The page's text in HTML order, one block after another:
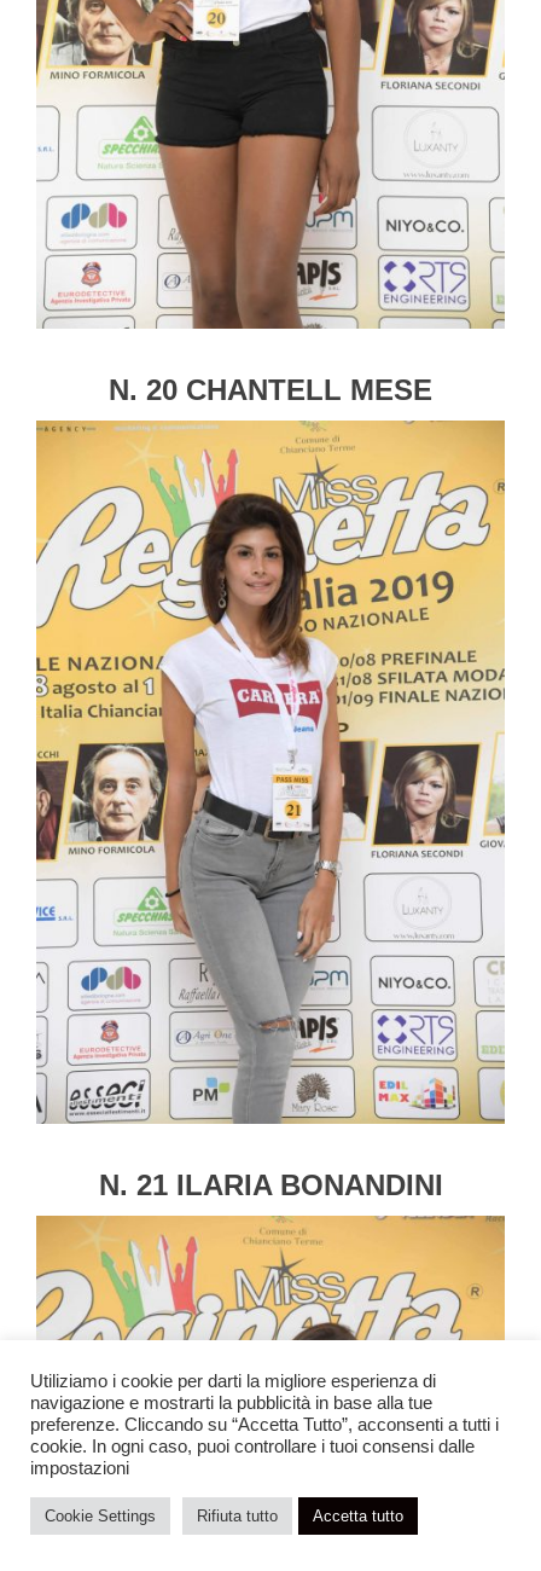
N. 20 CHANTELL MESE
N. 21 ILARIA BONANDINI
Utiliziamo i cookie per darti la migliore esperienza di
navigazione e mostrarti la pubblicità in base alla tue
preferenze. Cliccando su “Accetta Tutto”, acconsenti a tutti i
cookie. In ogni caso, puoi controllare i tuoi consensi dalle
impostazioni
Cookie Settings Rifiuta tutto Accetta tutto